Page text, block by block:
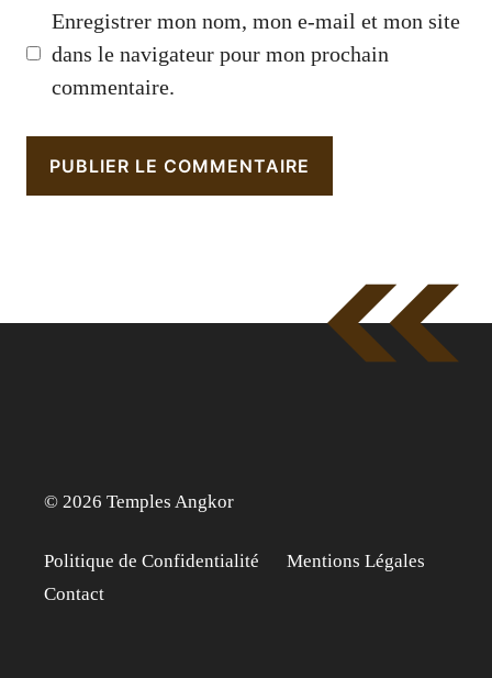
Enregistrer mon nom, mon e-mail et mon site
dans le navigateur pour mon prochain
commentaire.
© 2026 Temples Angkor
Politique de Confidentialité
Mentions Légales
Contact